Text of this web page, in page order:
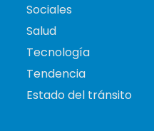
Sociales
Salud
Tecnología
Tendencia
Estado del tránsito